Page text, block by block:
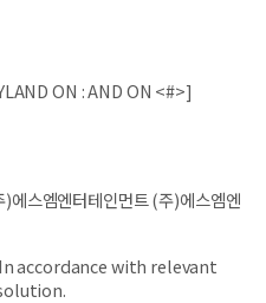
ON : AND ON <#>]
)에스엠엔터테인먼트 (주)에스엠엔
In accordance with relevant